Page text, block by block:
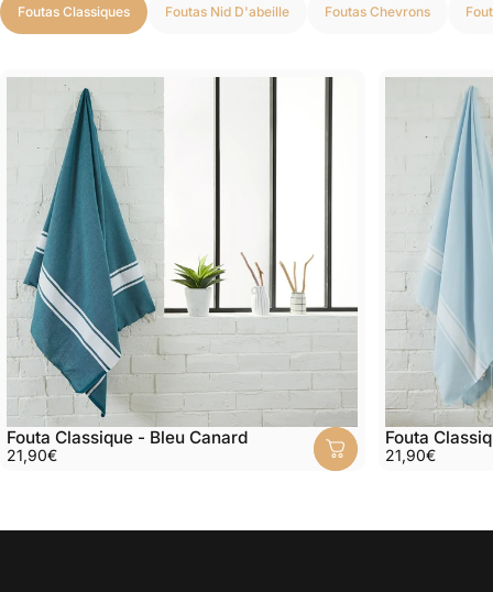
Foutas Classiques Foutas Nid D'abeille Foutas Chevrons
Fouta Classique - Bleu Canard
21,90€
Fouta
21,90€